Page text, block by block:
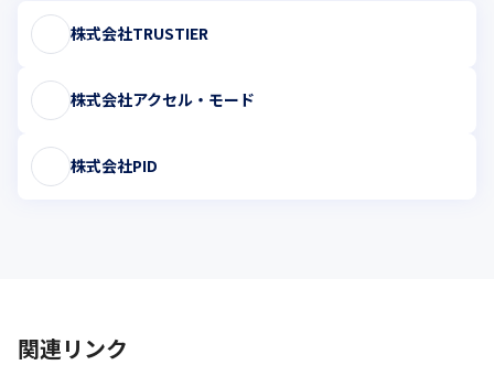
株式会社TRUSTIER
株式会社アクセル・モード
株式会社PID
関連リンク